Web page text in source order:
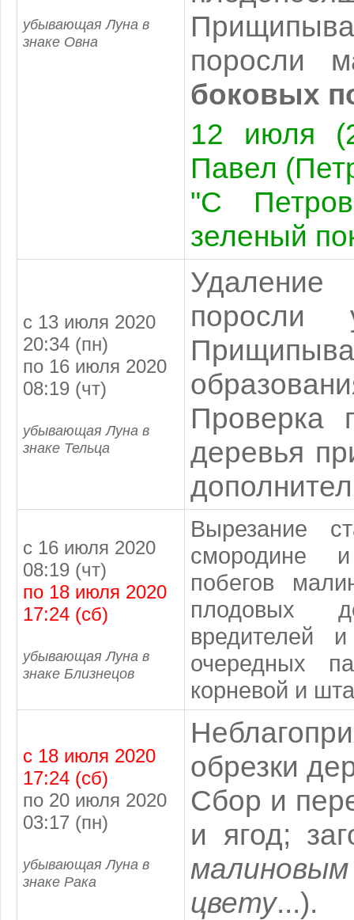
убывающая Луна в
знаке Овна
поросли
боковых
12 июля
Павел
"С
зеленый
с 13 июля 2020
20:34 (пн)
по 16 июля 2020
08:19 (чт)
убывающая Луна в
знаке Тельца
поросли
Проверка
деревья
с 16 июля 2020
08:19 (чт)
по 18 июля 2020
17:24 (сб)
убывающая Луна в
знаке Близнецов
Вырезание
смородине
побегов
плодовых
вредителей
очередных
корневой и
с 18 июля 2020
17:24 (сб)
по 20 июля 2020
03:17 (пн)
убывающая Луна в
знаке Рака
обрезки
Сбор и
и ягод;
цвету...).